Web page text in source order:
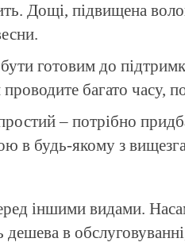
Дощі, підвищена
готовим до
багато часу,
– потрібно
в будь-якому з
іншими видами.
в